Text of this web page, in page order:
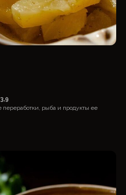
рыба и продукты ее